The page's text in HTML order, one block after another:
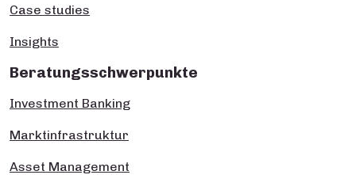
Case studies
Insights
Beratungsschwerpunkte
Investment Banking
Marktinfrastruktur
Asset Management